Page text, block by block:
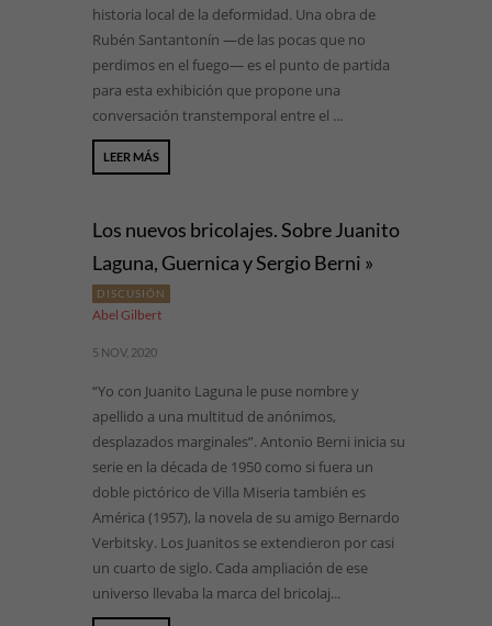
historia local de la deformidad. Una obra de
Rubén Santantonín —de las pocas que no
perdimos en el fuego— es el punto de partida
para esta exhibición que propone una
conversación transtemporal entre el ...
LEER MÁS
Los nuevos bricolajes. Sobre Juanito
Laguna, Guernica y Sergio Berni »
DISCUSIÓN
Abel Gilbert
5 NOV, 2020
“Yo con Juanito Laguna le puse nombre y
apellido a una multitud de anónimos,
desplazados marginales”. Antonio Berni inicia su
serie en la década de 1950 como si fuera un
doble pictórico de Villa Miseria también es
América (1957), la novela de su amigo Bernardo
Verbitsky. Los Juanitos se extendieron por casi
un cuarto de siglo. Cada ampliación de ese
universo llevaba la marca del bricolaj...